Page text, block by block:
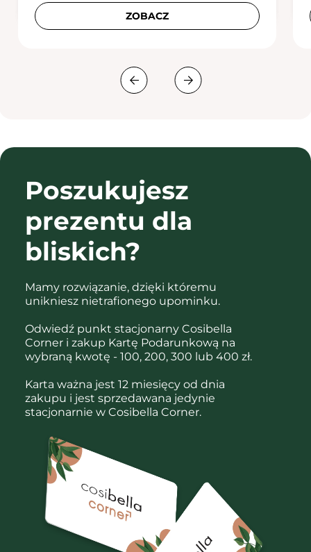
ZOBACZ
Poszukujesz
prezentu dla
bliskich?
Mamy rozwiązanie, dzięki któremu
unikniesz nietrafionego upominku.
Odwiedź punkt stacjonarny Cosibella
Corner i zakup Kartę Podarunkową na
wybraną kwotę - 100, 200, 300 lub 400 zł.
Karta ważna jest 12 miesięcy od dnia
zakupu i jest sprzedawana jedynie
stacjonarnie w Cosibella Corner.